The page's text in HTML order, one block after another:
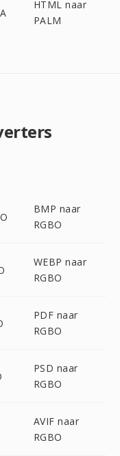
HTML naar
PALM
BMP naar
RGBO
WEBP naar
RGBO
PDF naar
RGBO
PSD naar
RGBO
AVIF naar
RGBO